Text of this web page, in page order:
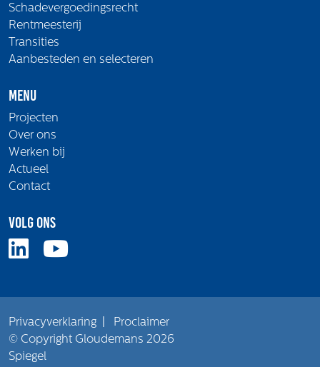
Schadevergoedingsrecht
Rentmeesterij
Transities
Aanbesteden en selecteren
Menu
Projecten
Over ons
Werken bij
Actueel
Contact
Volg ons
Privacyverklaring
Proclaimer
© Copyright Gloudemans 2026
Spiegel